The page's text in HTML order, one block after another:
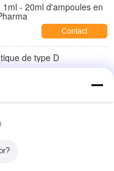
- 20ml d'ampoules en
Contact
de type D
1ml
cosmétique PETG ou du